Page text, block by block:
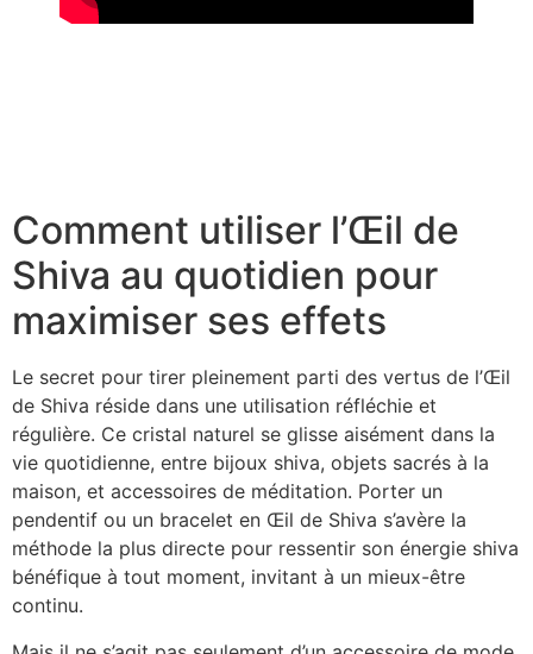
Comment utiliser l’Œil de
Shiva au quotidien pour
maximiser ses effets
Le secret pour tirer pleinement parti des vertus de l’Œil
de Shiva réside dans une utilisation réfléchie et
régulière. Ce cristal naturel se glisse aisément dans la
vie quotidienne, entre bijoux shiva, objets sacrés à la
maison, et accessoires de méditation. Porter un
pendentif ou un bracelet en Œil de Shiva s’avère la
méthode la plus directe pour ressentir son énergie shiva
bénéfique à tout moment, invitant à un mieux-être
continu.